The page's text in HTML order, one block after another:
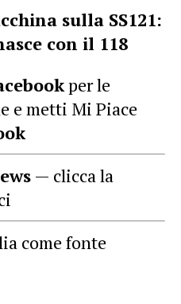
sulla SS121:
con il 118
per le
e metti Mi Piace
— clicca la
come fonte